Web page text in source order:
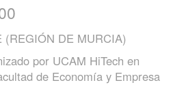
(REGIÓN DE MURCIA)
por UCAM HiTech en
de Economía y Empresa